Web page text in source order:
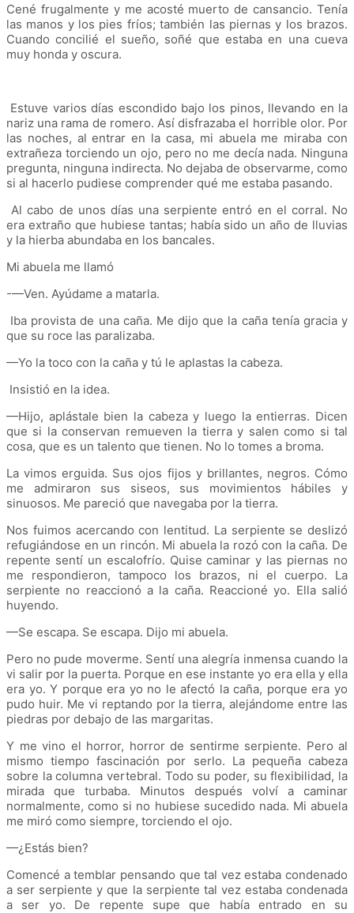
Cené frugalmente y me acosté muerto de cansancio. Tenía
las manos y los pies fríos; también las piernas y los brazos.
Cuando concilié el sueño, soñé que estaba en una cueva
muy honda y oscura.
Estuve varios días escondido bajo los pinos, llevando en la
nariz una rama de romero. Así disfrazaba el horrible olor. Por
las noches, al entrar en la casa, mi abuela me miraba con
extrañeza torciendo un ojo, pero no me decía nada. Ninguna
pregunta, ninguna indirecta. No dejaba de observarme, como
si al hacerlo pudiese comprender qué me estaba pasando.
Al cabo de unos días una serpiente entró en el corral. No
era extraño que hubiese tantas; había sido un año de lluvias
y la hierba abundaba en los bancales.
Mi abuela me llamó
-—Ven. Ayúdame a matarla.
Iba provista de una caña. Me dijo que la caña tenía gracia y
que su roce las paralizaba.
—Yo la toco con la caña y tú le aplastas la cabeza.
Insistió en la idea.
—Hijo, aplástale bien la cabeza y luego la entierras. Dicen
que si la conservan remueven la tierra y salen como si tal
cosa, que es un talento que tienen. No lo tomes a broma.
La vimos erguida. Sus ojos fijos y brillantes, negros. Cómo
me admiraron sus siseos, sus movimientos hábiles y
sinuosos. Me pareció que navegaba por la tierra.
Nos fuimos acercando con lentitud. La serpiente se deslizó
refugiándose en un rincón. Mi abuela la rozó con la caña. De
repente sentí un escalofrío. Quise caminar y las piernas no
me respondieron, tampoco los brazos, ni el cuerpo. La
serpiente no reaccionó a la caña. Reaccioné yo. Ella salió
huyendo.
—Se escapa. Se escapa. Dijo mi abuela.
Pero no pude moverme. Sentí una alegría inmensa cuando la
vi salir por la puerta. Porque en ese instante yo era ella y ella
era yo. Y porque era yo no le afectó la caña, porque era yo
pudo huir. Me vi reptando por la tierra, alejándome entre las
piedras por debajo de las margaritas.
Y me vino el horror, horror de sentirme serpiente. Pero al
mismo tiempo fascinación por serlo. La pequeña cabeza
sobre la columna vertebral. Todo su poder, su flexibilidad, la
mirada que turbaba. Minutos después volví a caminar
normalmente, como si no hubiese sucedido nada. Mi abuela
me miró como siempre, torciendo el ojo.
—¿Estás bien?
Comencé a temblar pensando que tal vez estaba condenado
a ser serpiente y que la serpiente tal vez estaba condenada
a ser yo. De repente supe que había entrado en su